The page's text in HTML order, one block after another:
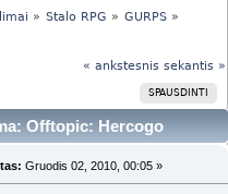
» Stalo RPG » GURPS »
« ankstesnis sekantis »
SPAUSDINTI
Offtopic: Hercogo
kartus)
Gruodis 02, 2010, 00:05 »